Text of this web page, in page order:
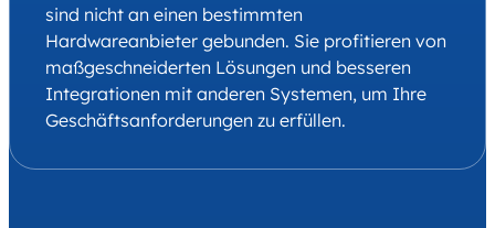
sind nicht an einen bestimmten
Hardwareanbieter gebunden. Sie profitieren von
maßgeschneiderten Lösungen und besseren
Integrationen mit anderen Systemen, um Ihre
Geschäftsanforderungen zu erfüllen.